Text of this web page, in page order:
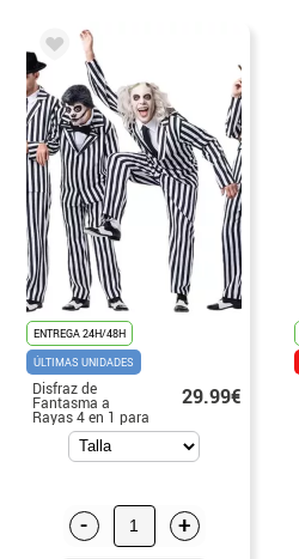
ENTREGA 24H/48H
ÚLTIMAS UNIDADES
Disfraz de
Fantasma a
Rayas 4 en 1 para
hombre
29.99€
- +